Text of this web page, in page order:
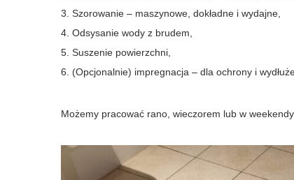
Szorowanie – maszynowe, dokładne i wydajne,
Odsysanie wody z brudem,
Suszenie powierzchni,
(Opcjonalnie) impregnacja – dla ochrony i
Możemy pracować rano, wieczorem lub w